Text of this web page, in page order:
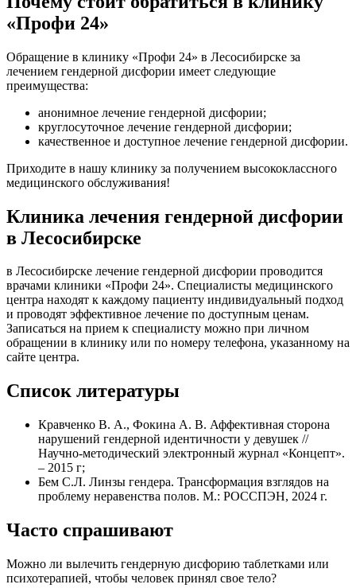
«Профи 24»
Обращение в клинику «Профи 24» в Лесосибирске за
лечением гендерной дисфории имеет следующие
преимущества:
анонимное лечение гендерной дисфории;
круглосуточное лечение гендерной дисфории;
качественное и доступное лечение гендерной дисфории.
Приходите в нашу клинику за получением высококлассного
медицинского обслуживания!
Клиника лечения гендерной дисфории
в Лесосибирске
в Лесосибирске лечение гендерной дисфории проводится
врачами клиники «Профи 24». Специалисты медицинского
центра находят к каждому пациенту индивидуальный подход
и проводят эффективное лечение по доступным ценам.
Записаться на прием к специалисту можно при личном
обращении в клинику или по номеру телефона, указанному на
сайте центра.
Список литературы
Кравченко В. А., Фокина А. В. Аффективная сторона
нарушений гендерной идентичности у девушек //
Научно-методический электронный журнал «Концепт».
– 2015 г;
Бем С.Л. Линзы гендера. Трансформация взглядов на
проблему неравенства полов. М.: РОССПЭН, 2024 г.
Часто спрашивают
Можно ли вылечить гендерную дисфорию таблетками или
психотерапией, чтобы человек принял свое тело?